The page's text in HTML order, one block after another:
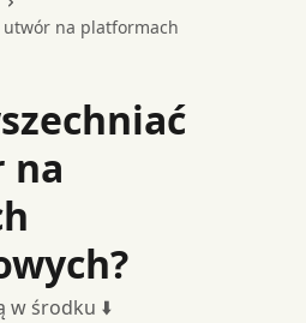
utwór na platformach
na
w środku ⬇️